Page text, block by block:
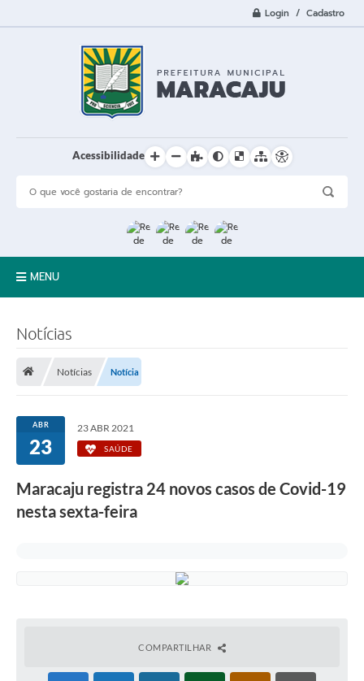
Login / Cadastro
Acessibilidade
MENU
LGPD
Licitações
Transparência
Serviços para o cidadão
Serviços para a empresa
Notícias
Notícias Notícia
ABR
23
23 ABR 2021
SAÚDE
Maracaju registra 24 novos casos de Covid-19
nesta sexta-feira
COMPARTILHAR